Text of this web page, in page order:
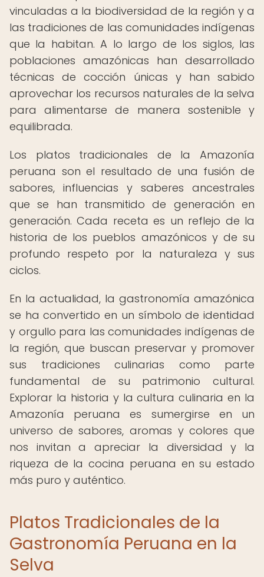
vinculadas a la biodiversidad de la región y a
las tradiciones de las comunidades indígenas
que la habitan. A lo largo de los siglos, las
poblaciones amazónicas han desarrollado
técnicas de cocción únicas y han sabido
aprovechar los recursos naturales de la selva
para alimentarse de manera sostenible y
equilibrada.
Los platos tradicionales de la Amazonía
peruana son el resultado de una fusión de
sabores, influencias y saberes ancestrales
que se han transmitido de generación en
generación. Cada receta es un reflejo de la
historia de los pueblos amazónicos y de su
profundo respeto por la naturaleza y sus
ciclos.
En la actualidad, la gastronomía amazónica
se ha convertido en un símbolo de identidad
y orgullo para las comunidades indígenas de
la región, que buscan preservar y promover
sus tradiciones culinarias como parte
fundamental de su patrimonio cultural.
Explorar la historia y la cultura culinaria en la
Amazonía peruana es sumergirse en un
universo de sabores, aromas y colores que
nos invitan a apreciar la diversidad y la
riqueza de la cocina peruana en su estado
más puro y auténtico.
Platos Tradicionales de la
Gastronomía Peruana en la
Selva